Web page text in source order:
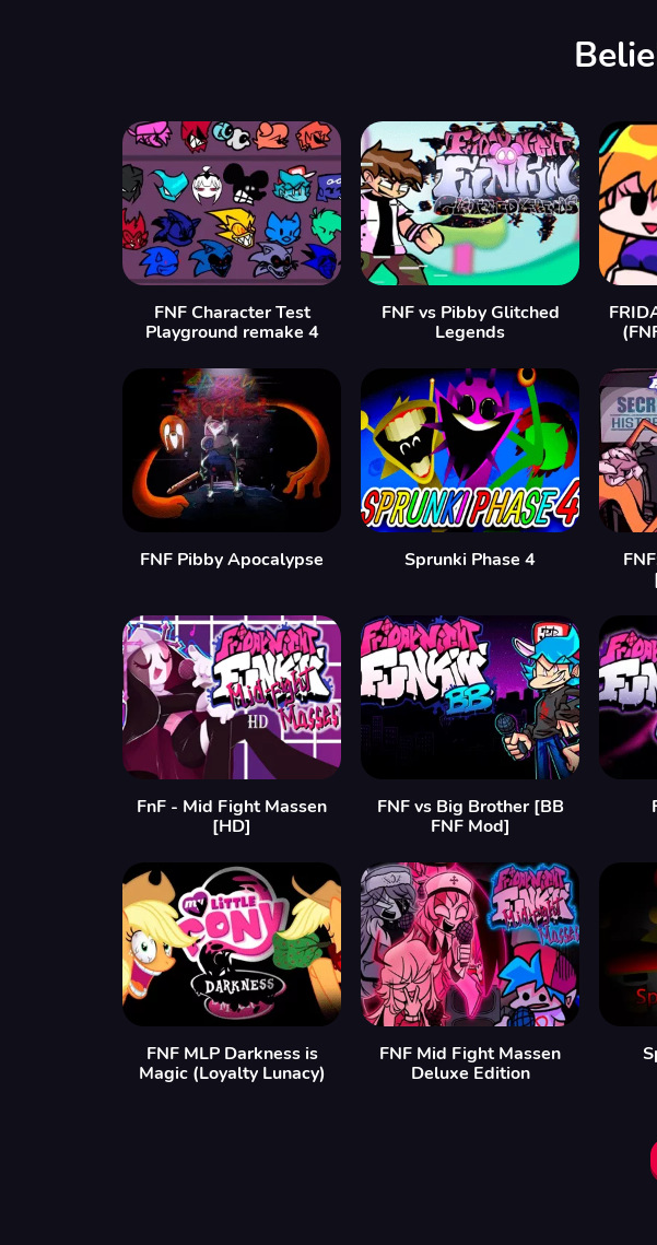
FNF Character Test
Playground remake 4
FNF vs Pibby Glitched
Legends
FNF Pibby Apocalypse Sprunki Phase 4
FnF - Mid Fight Massen
[HD]
FNF vs Big Brother [BB
FNF Mod]
FNF MLP Darkness is
Magic (Loyalty Lunacy)
FNF Mid Fight Massen
Deluxe Edition